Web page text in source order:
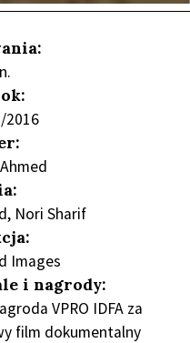
2016
Nori Sharif
Images
i nagrody:
VPRO IDFA za
film dokumentalny